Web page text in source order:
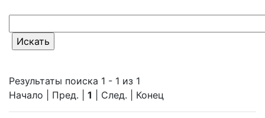
Результаты поиска 1 - 1 из 1
Начало | Пред. | 1 | След. | Конец